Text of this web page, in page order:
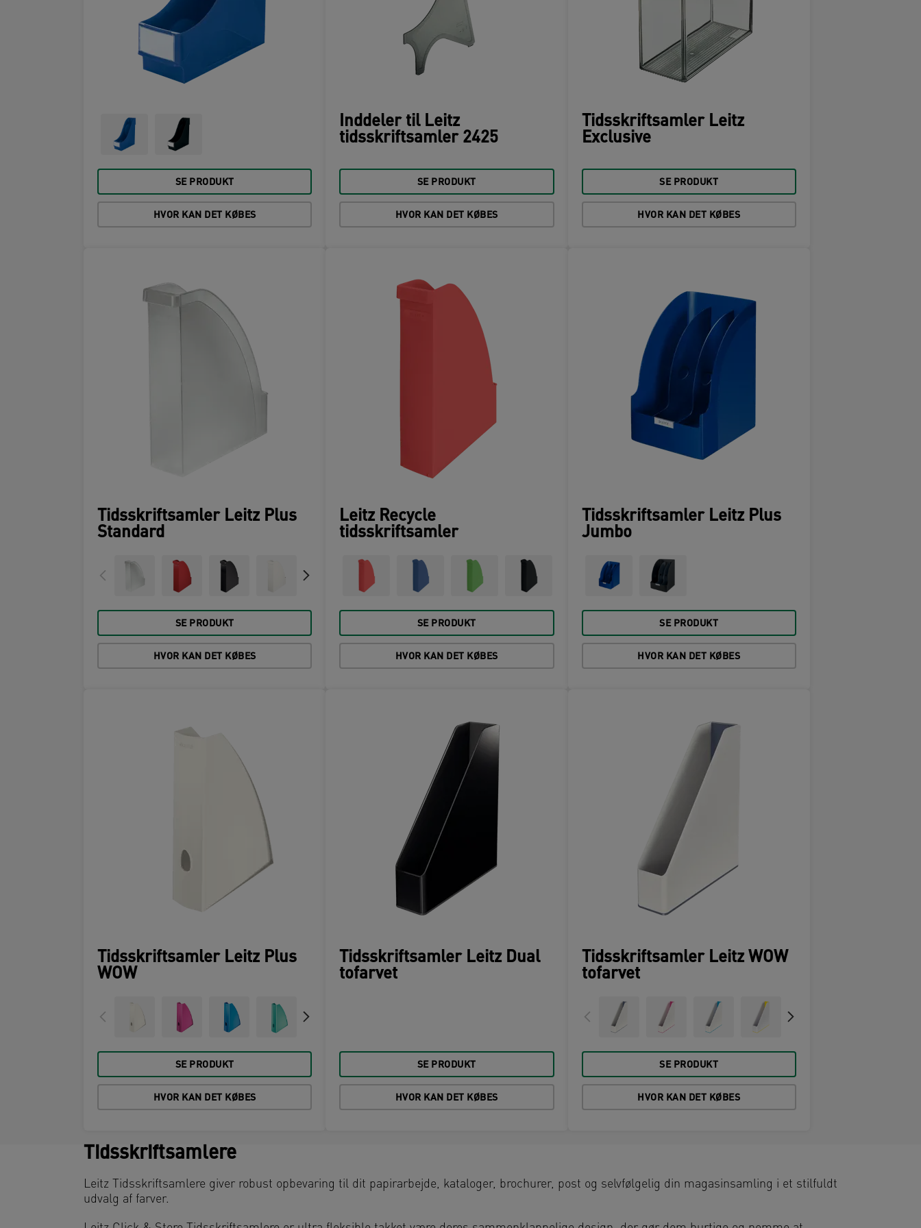
SE PRODUKT
HVOR KAN DET KØBES
Inddeler til Leitz
tidsskriftsamler 2425
SE PRODUKT
HVOR KAN DET KØBES
Tidsskriftsamler Leitz
Exclusive
SE PRODUKT
HVOR KAN DET KØBES
Tidsskriftsamler Leitz Plus
Standard
SE PRODUKT
HVOR KAN DET KØBES
Leitz Recycle
tidsskriftsamler
SE PRODUKT
HVOR KAN DET KØBES
Tidsskriftsamler Leitz Plus
Jumbo
SE PRODUKT
HVOR KAN DET KØBES
Tidsskriftsamler Leitz Plus
WOW
SE PRODUKT
HVOR KAN DET KØBES
Tidsskriftsamler Leitz Dual
tofarvet
SE PRODUKT
HVOR KAN DET KØBES
Tidsskriftsamler Leitz WOW
tofarvet
SE PRODUKT
HVOR KAN DET KØBES
Tidsskriftsamlere
Leitz Tidsskriftsamlere giver robust opbevaring til dit papirarbejde, kataloger, brochurer, post og selvfølgelig din magasinsamling i et stilfuldt
udvalg af farver.